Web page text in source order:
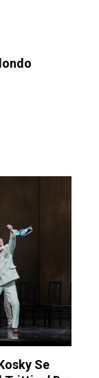
Se